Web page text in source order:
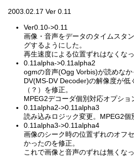
2003.02.17 Ver 0.11
Ver0.10->0.11
画像・音声をデータのタイムスタ
グするようにした。
再生速度による位置ずれはなくなっ
0.11alpha->0.11alpha2
ogmの音声(Ogg Vorbis)が読めなか
DV(MS-DV Decoder)の解像度が低
（？）を修正。
MPEG2デコーダ個別対応オプショ
0.11alpha2->0.11alpha3
読み込みロジック変更。MPEG2個
0.11alpha3->0.11alpha4
画像のシーク時の位置ずれのオフ
かったのを修正。
これで画像と音声のずれは無くなっ